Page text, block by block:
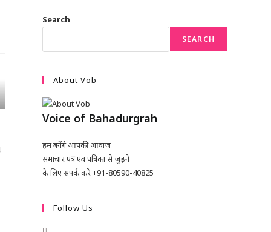
Search
SEARCH
About Vob
Voice of Bahadurgrah
हम बनेंगे आपकी आवाज
समाचार पत्र एवं पत्रिका से जुड़ने
के लिए संपर्क करे +91-80590-40825
Follow Us